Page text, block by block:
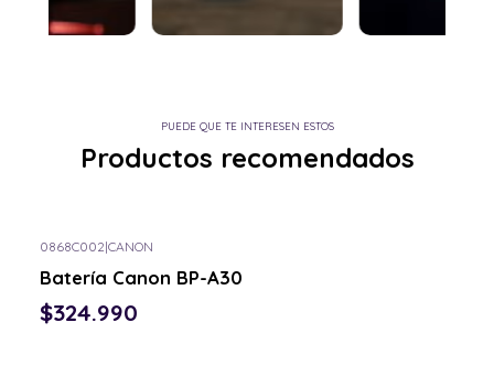
PUEDE QUE TE INTERESEN ESTOS
Productos recomendados
0868C002|CANON
Batería Canon BP-A30
$324.990